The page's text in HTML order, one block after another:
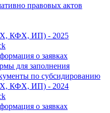
правовых актов
КФХ, ИП) - 2025
о заявках
для заполнения
по субсидированию
КФХ, ИП) - 2024
о заявках